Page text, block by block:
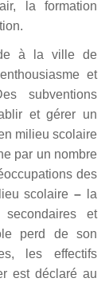
la formation
à la ville de
et
subventions
et gérer un
milieu scolaire
par un nombre
des
scolaire– la
et
perd de son
les effectifs
est déclaré au